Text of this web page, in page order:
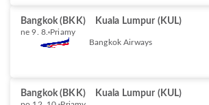
Bangkok (BKK) Kuala Lumpur (KUL)
ne 9. 8. Priamy
Bangkok Airways
Bangkok (BKK) Kuala Lumpur (KUL)